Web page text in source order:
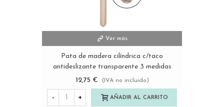
Ver más
Pata de madera cilíndrica c/taco
antideslizante transparente 3 medidas
Ref.ST148
12,75 € (IVA no incluido)
- + AÑADIR AL CARRITO